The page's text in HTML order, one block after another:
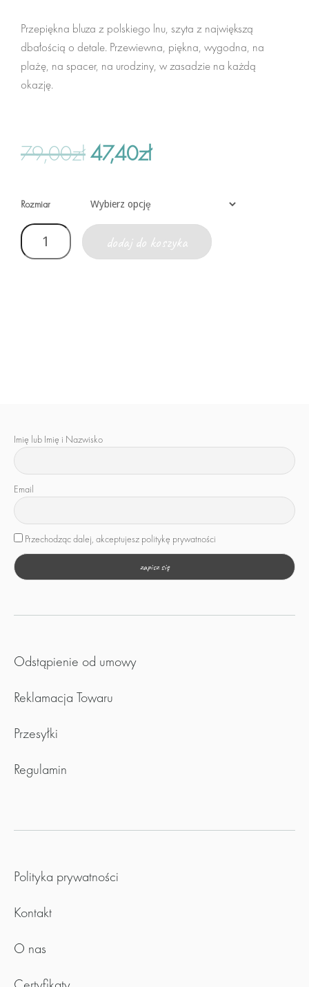
Maseczki
Breloki
Nerki
wyprzedaż
Nerki
Gry i Książki
Ubranie
Przepiękna bluza z polskiego lnu, szyta z największą
dbałością o detale. Przewiewna, piękna, wygodna, na
plażę, na spacer, na urodziny, w zasadzie na każdą
okazję.
79,00zł47,40zł
Rozmiar
dodaj do koszyka
Imię lub Imię i Nazwisko
Email
Przechodząc dalej, akceptujesz politykę prywatności
Odstąpienie od umowy
Reklamacja Towaru
Przesyłki
Regulamin
Polityka prywatności
Kontakt
O nas